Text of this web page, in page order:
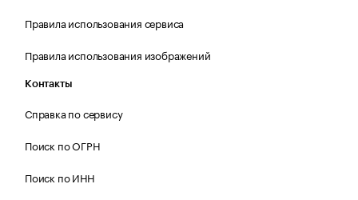
Правила использования сервиса
Правила использования изображений
Контакты
Справка по сервису
Поиск по ОГРН
Поиск по ИНН